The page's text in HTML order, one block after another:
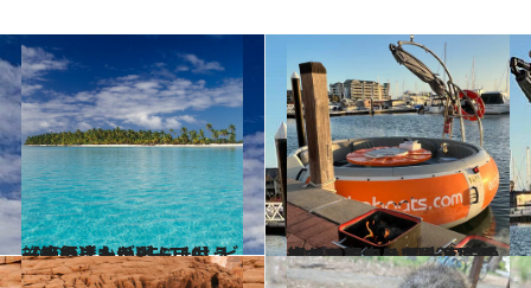
2020.5.2
【絶景ビーチBEST10】ビーチの達人が選ぶ、もう一度行きたいビーチは？
旅＆お出かけ 2023.12.16
オーストラリア最注目の街マンジュラ 観光客に愛される理由とは？ 人気のバーベキューボートに乗ってみた！
旅＆お出かけ